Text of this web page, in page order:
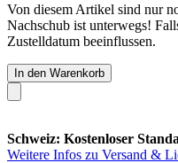
Von diesem Artikel sind nur
Nachschub ist unterwegs!
Zustelldatum beeinflussen.
In den Warenkorb
Schweiz: Kostenloser
Weitere Infos zu Versand &